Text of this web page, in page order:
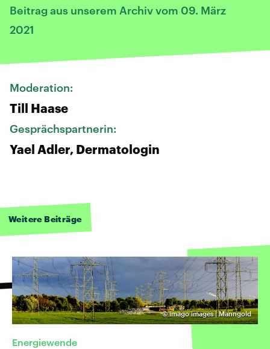
Beitrag aus unserem Archiv vom 09. März
2021
Moderation:
Till Haase
Gesprächspartnerin:
Yael Adler, Dermatologin
Weitere Beiträge
©imago images | Manngold
Energiewende